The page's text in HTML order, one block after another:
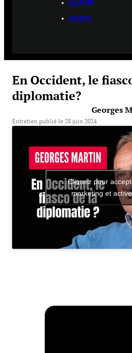
CULTURE
SOCIÉTÉ
En Occident, le
diplomatie?
Georges
Entretien publié le 28 juin 2024
Cliquez pour
marketing et